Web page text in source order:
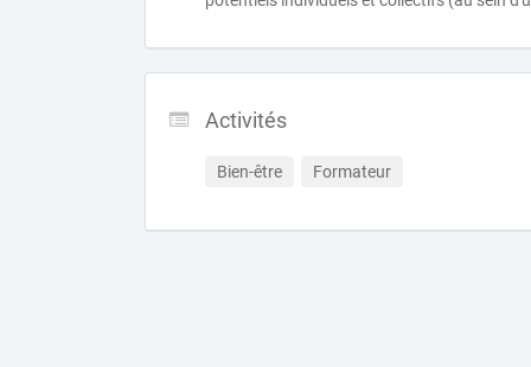
Activités
Bien-être Formateur